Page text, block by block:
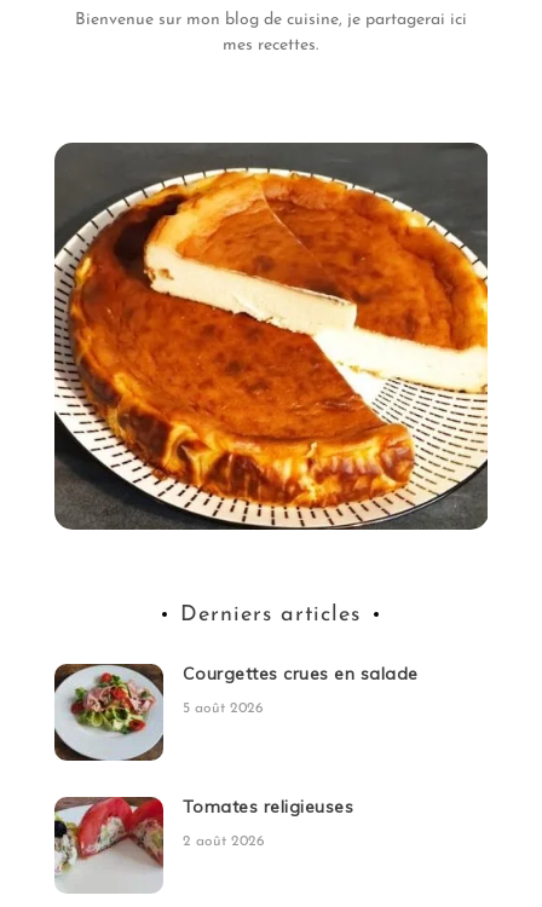
Bienvenue sur mon blog de cuisine, je partagerai ici
mes recettes.
Derniers articles
Courgettes crues en salade
5 août 2026
Tomates religieuses
2 août 2026